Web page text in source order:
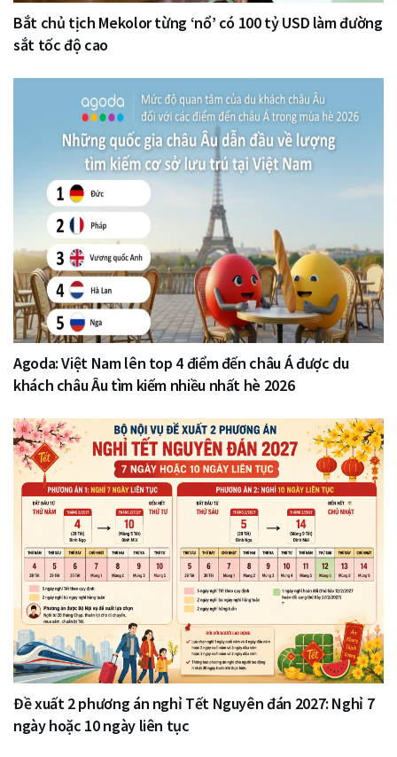
Bắt chủ tịch Mekolor từng ‘nổ’ có 100 tỷ USD làm đường
sắt tốc độ cao
Agoda: Việt Nam lên top 4 điểm đến châu Á được du
khách châu Âu tìm kiếm nhiều nhất hè 2026
Đề xuất 2 phương án nghỉ Tết Nguyên đán 2027: Nghỉ 7
ngày hoặc 10 ngày liên tục